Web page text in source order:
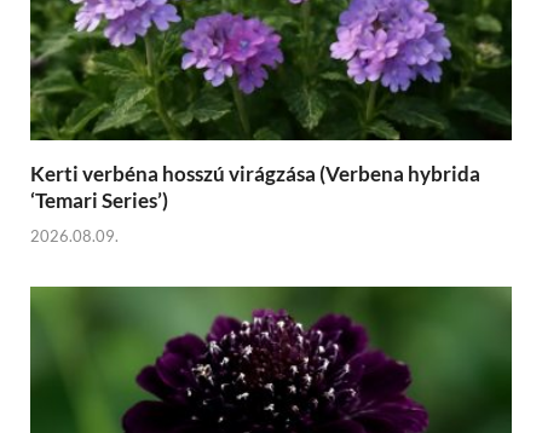
Kerti verbéna hosszú virágzása (Verbena hybrida
‘Temari Series’)
2026.08.09.